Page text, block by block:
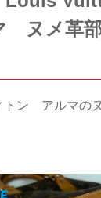
ヌメ革
トン アルマの